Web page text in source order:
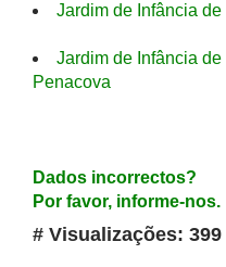
Jardim de Infância
Jardim de Infância
Penacova
Dados incorrectos?
Por favor, informe-nos.
# Visualizações: 399